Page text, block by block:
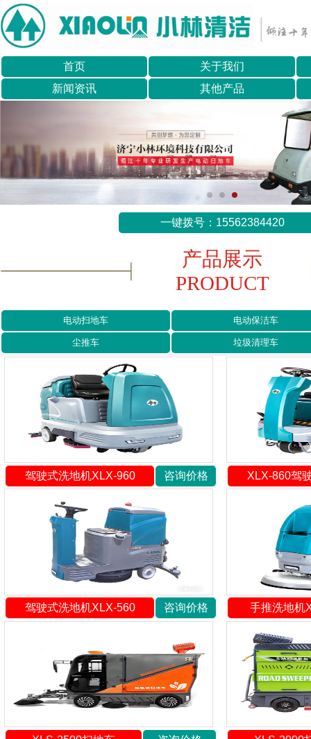
首页
关于我们
新闻资讯
其他产品
一键拨号：15562384420
产品展示
PRODUCT
电动扫地车 电动保洁车
尘推车 垃圾清理车
驾驶式洗地机XLX-960 咨询价格 XLX-860驾
驾驶式洗地机XLX-560 咨询价格 手推洗地机